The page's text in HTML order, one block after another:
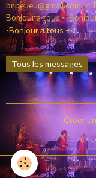
bnpeueu@gmail.com
Bonjour a tous - -
-Bonjour a tous -✅
Tous les messages
Créer